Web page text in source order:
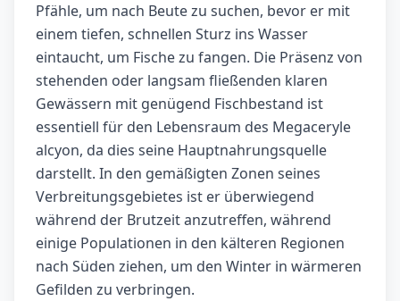
Pfähle, um nach Beute zu suchen, bevor er mit
einem tiefen, schnellen Sturz ins Wasser
eintaucht, um Fische zu fangen. Die Präsenz von
stehenden oder langsam fließenden klaren
Gewässern mit genügend Fischbestand ist
essentiell für den Lebensraum des Megaceryle
alcyon, da dies seine Hauptnahrungsquelle
darstellt. In den gemäßigten Zonen seines
Verbreitungsgebietes ist er überwiegend
während der Brutzeit anzutreffen, während
einige Populationen in den kälteren Regionen
nach Süden ziehen, um den Winter in wärmeren
Gefilden zu verbringen.